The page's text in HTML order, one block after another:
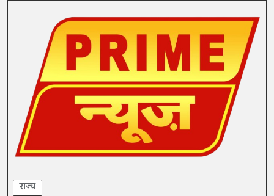
राज्य